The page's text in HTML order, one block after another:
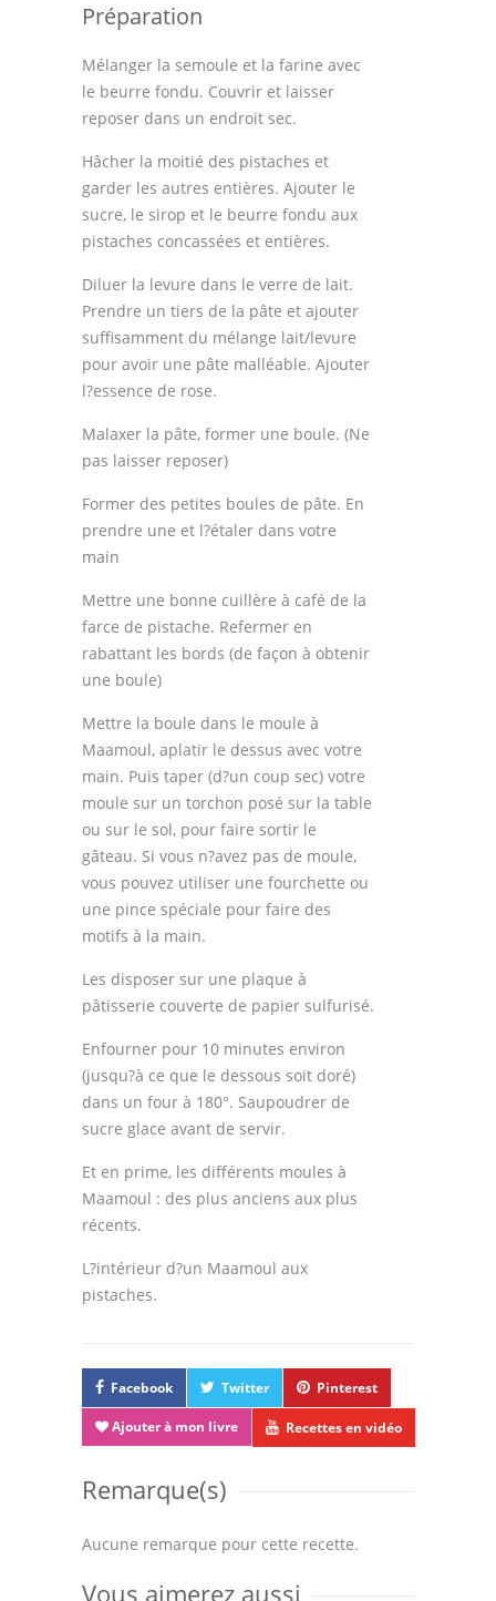
Espace Personnel
Préparation
Mélanger la semoule et la farine avec
le beurre fondu. Couvrir et laisser
reposer dans un endroit sec.
Hâcher la moitié des pistaches et
garder les autres entières. Ajouter le
sucre, le sirop et le beurre fondu aux
pistaches concassées et entières.
Diluer la levure dans le verre de lait.
Prendre un tiers de la pâte et ajouter
suffisamment du mélange lait/levure
pour avoir une pâte malléable. Ajouter
l?essence de rose.
Malaxer la pâte, former une boule. (Ne
pas laisser reposer)
Former des petites boules de pâte. En
prendre une et l?étaler dans votre
main
Mettre une bonne cuillère à café de la
farce de pistache. Refermer en
rabattant les bords (de façon à obtenir
une boule)
Mettre la boule dans le moule à
Maamoul, aplatir le dessus avec votre
main. Puis taper (d?un coup sec) votre
moule sur un torchon posé sur la table
ou sur le sol, pour faire sortir le
gâteau. Si vous n?avez pas de moule,
vous pouvez utiliser une fourchette ou
une pince spéciale pour faire des
motifs à la main.
Les disposer sur une plaque à
pâtisserie couverte de papier sulfurisé.
Enfourner pour 10 minutes environ
(jusqu?à ce que le dessous soit doré)
dans un four à 180°. Saupoudrer de
sucre glace avant de servir.
Et en prime, les différents moules à
Maamoul : des plus anciens aux plus
récents.
L?intérieur d?un Maamoul aux
pistaches.
Facebook Twitter Pinterest
Ajouter à mon livre Recettes en vidéo
Remarque(s)
Aucune remarque pour cette recette.
Vous aimerez aussi